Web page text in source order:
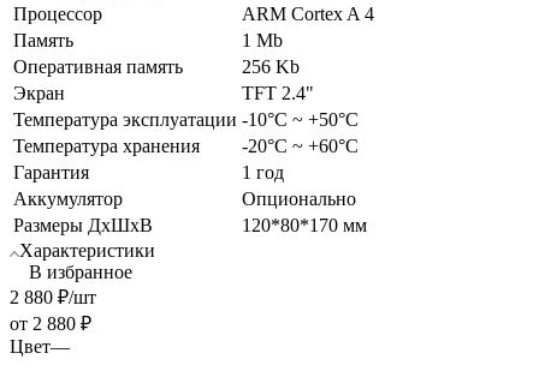
Процессор
ARM Cortex A 4
Память
1 Mb
Оперативная память
256 Kb
Экран
TFT 2.4"
Температура эксплуатации -10°C ~ +50°C
Температура хранения
-20°С ~ +60°С
Гарантия
1 год
Аккумулятор
Опционально
Размеры ДхШхВ
120*80*170 мм
Характеристики
В избранное
2 880 ₽/шт
от 2 880 ₽
Цвет—